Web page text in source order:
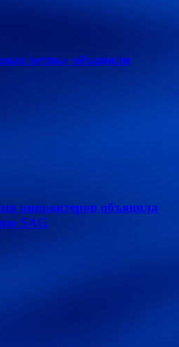
ветвь» объявили
киноактеров объявила
SAG